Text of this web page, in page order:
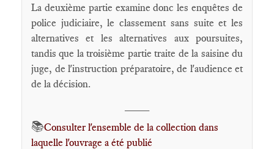
La deuxième partie examine donc les enquêtes de
police judiciaire, le classement sans suite et les
alternatives et les alternatives aux poursuites,
tandis que la troisième partie traite de la saisine du
juge, de l'instruction préparatoire, de l'audience et
de la décision.
📚Consulter l'ensemble de la collection dans
laquelle l'ouvrage a été publié